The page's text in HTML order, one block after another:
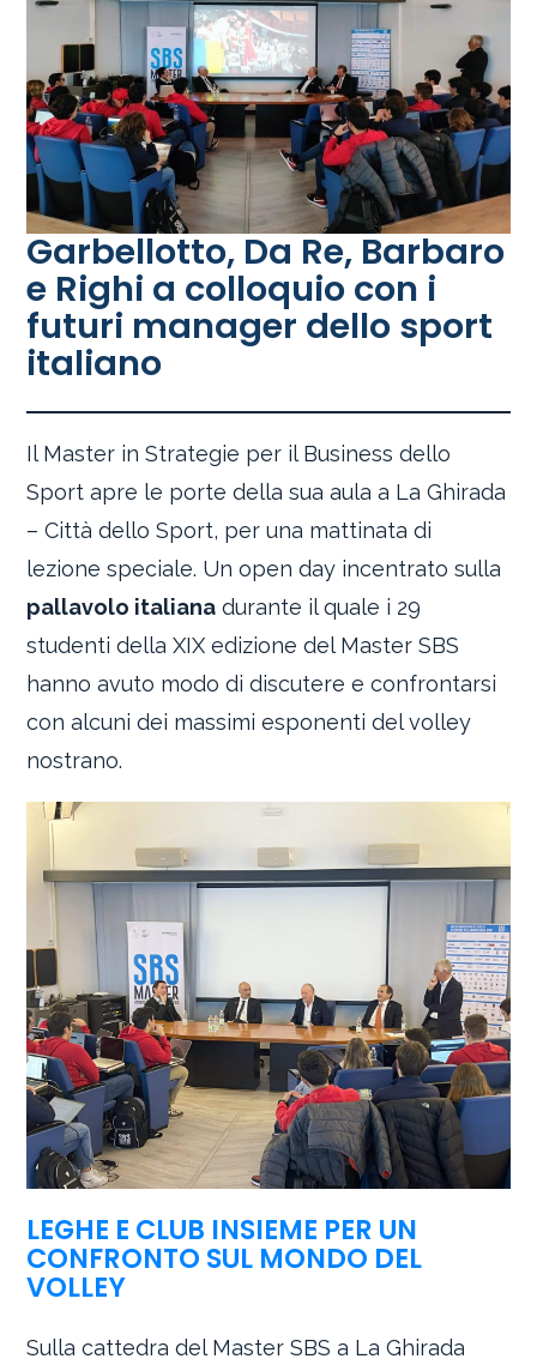
Garbellotto, Da Re, Barbaro
e Righi a colloquio con i
futuri manager dello sport
italiano
Il Master in Strategie per il Business dello
Sport apre le porte della sua aula a La Ghirada
– Città dello Sport, per una mattinata di
lezione speciale. Un open day incentrato sulla
pallavolo italiana durante il quale i 29
studenti della XIX edizione del Master SBS
hanno avuto modo di discutere e confrontarsi
con alcuni dei massimi esponenti del volley
nostrano.
LEGHE E CLUB INSIEME PER UN
CONFRONTO SUL MONDO DEL
VOLLEY
Sulla cattedra del Master SBS a La Ghirada